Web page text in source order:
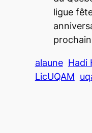
ligue
alaune Hadi
LicUQAM